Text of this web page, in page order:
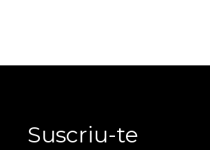
Suscriu-te